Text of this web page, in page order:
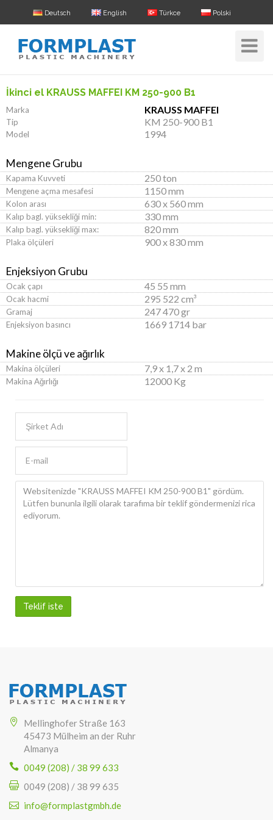
Deutsch English Türkce Polski
Toggle
İkinci el KRAUSS MAFFEI KM 250-900 B1
Marka KRAUSS MAFFEI
Tip KM 250-900 B1
Model 1994
Mengene Grubu
Kapama Kuvveti 250 ton
Mengene açma mesafesi 1150 mm
Kolon arası 630 x 560 mm
Kalıp bagl. yüksekliği min: 330 mm
Kalıp bagl. yüksekliği max: 820 mm
Plaka ölçüleri 900 x 830 mm
Enjeksiyon Grubu
Ocak çapı 45 55 mm
Ocak hacmi 295 522 cm³
Gramaj 247 470 gr
Enjeksiyon basıncı 1669 1714 bar
Makine ölçü ve ağırlık
Makina ölçüleri 7,9 x 1,7 x 2 m
Makina Ağırlığı 12000 Kg
Teklif iste
Mellinghofer Straße 163
45473 Mülheim an der Ruhr
Almanya
0049 (208) / 38 99 633
0049 (208) / 38 99 635
info@formplastgmbh.de